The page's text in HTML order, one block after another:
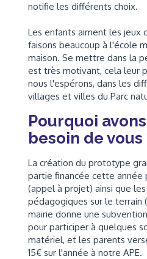
notifie les différents choix.
Les enfants aiment les jeux
faisons beaucoup à l'école
maison. Se mettre dans la
est très motivant, cela leur
nous l'espérons, dans les
villages et villes du Parc
Pourquoi
besoin de vous
La création du prototype
partie financée cette année
(appel à projet) ainsi que
pédagogiques sur le terrain
mairie donne une
pour participer à quelques
matériel, et les parents
15€ sur l'année à notre APE.